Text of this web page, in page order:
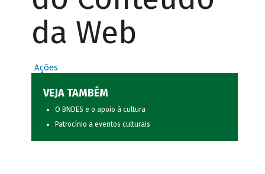
da Web
Ações
VEJA TAMBÉM
O BNDES e o apoio à cultura
Patrocínio a eventos culturais